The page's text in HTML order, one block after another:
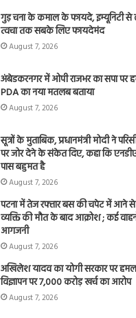
गुड़ चना के कमाल के फायदे, इम्यूनिटी
त्वचा तक सबके लिए फायदेमंद
August 7, 2026
अंबेडकरनगर में ओपी राजभर का सपा पर
PDA का नया मतलब बताया
August 7, 2026
सूत्रों के मुताबिक, प्रधानमंत्री मोदी ने
पर जोर देने के संकेत दिए, कहा कि
पास बहुमत है
August 7, 2026
पटना में तेज रफ्तार बस की चपेट में आने
व्यक्ति की मौत के बाद आक्रोश ; कई
आगजनी
August 7, 2026
अखिलेश यादव का योगी सरकार पर
विज्ञापन पर 7,000 करोड़ खर्च का आरोप
August 7, 2026